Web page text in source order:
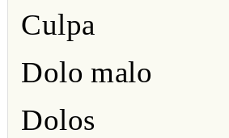
Culpa
Dolo malo
Dolos